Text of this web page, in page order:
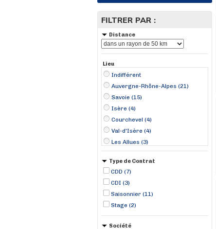
FILTRER PAR :
Distance
Lieu
Indifférent
Auvergne-Rhône-Alpes (21)
Savoie (15)
Isère (4)
Courchevel (4)
Val-d'Isère (4)
Les Allues (3)
Tignes (3)
Provence-Alpes-Côte d'Azur (2)
L'Huez (2)
Cervières (1)
Le Touvet (1)
Montgenèvre (1)
Type de Contrat
CDD (7)
CDI (3)
Saisonnier (11)
Stage (2)
Société